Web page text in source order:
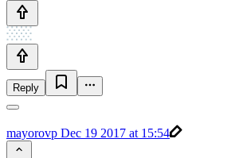
Reply
mayorovp Dec 19 2017 at 15:54